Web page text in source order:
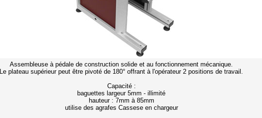
Assembleuse à pédale de construction solide et au fonctionnement mécanique.
Le plateau supérieur peut être pivoté de 180° offrant à l'opérateur 2 positions de travail.
Capacité :
baguettes largeur 5mm - illimité
hauteur : 7mm à 85mm
utilise des agrafes Cassese en chargeur